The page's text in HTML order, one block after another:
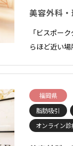
美容外科
「ビスポー
らほど近い
福岡県
脂肪吸引
オンライン診